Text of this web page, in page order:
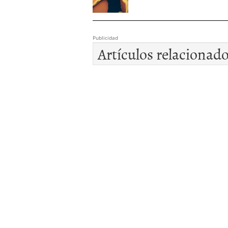
Publicidad
Artículos